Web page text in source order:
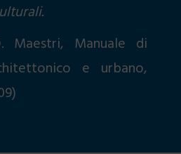
Manuale di
e urbano,